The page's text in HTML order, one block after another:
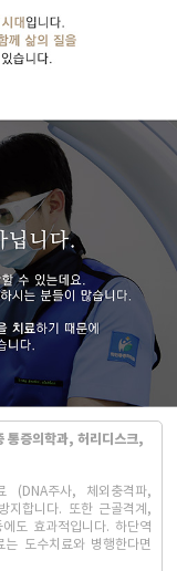
통증의학과, 허리디스크,
(DNA주사, 체외충격파,
지합니다. 또한 근골격계,
도 효과적입니다. 하단역
도수치료와 병행한다면